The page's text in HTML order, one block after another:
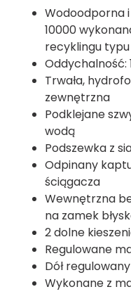
Wodoodporna
10000
recyklingu
Oddychalność:
Trwała,
zewnętrzna
Podklejane
wodą
Podszewka z
Odpinany
ściągacza
Wewnętrzna
na zamek
2 dolne
Regulowane
Dół
Wykonane z